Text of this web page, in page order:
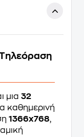
μια 32
καθημερινή
1366x768,